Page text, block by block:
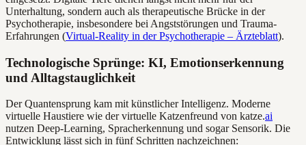
Unterhaltung, sondern auch als therapeutische Brücke in der
Psychotherapie, insbesondere bei Angststörungen und Trauma-
Erfahrungen (Virtual-Reality in der Psychotherapie – Ärzteblatt).
Technologische Sprünge: KI, Emotionserkennung
und Alltagstauglichkeit
Der Quantensprung kam mit künstlicher Intelligenz. Moderne
virtuelle Haustiere wie der virtuelle Katzenfreund von katze.ai
nutzen Deep-Learning, Spracherkennung und sogar Sensorik. Die
Entwicklung lässt sich in fünf Schritten nachzeichnen: